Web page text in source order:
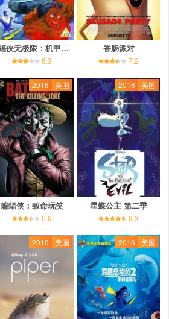
蝙蝠侠无极限：机甲大战变种异煞
6.3
香肠派对
7.2
2016 美国
蝙蝠侠：致命玩笑
6.9
2016 美国
星蝶公主 第二季
9.3
2016 美国 2016 美国